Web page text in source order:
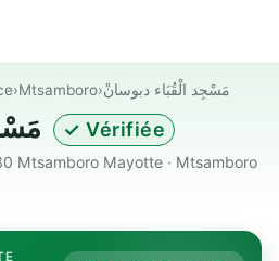
›Mtsamboro›مَسْجِد الْقُبَاء دبوسانْ
✓ Vérifiée
Mtsamboro Mayotte · Mtsamboro